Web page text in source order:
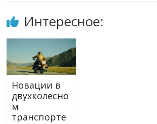
Интересное:
Новации в
двухколесно
м
транспорте